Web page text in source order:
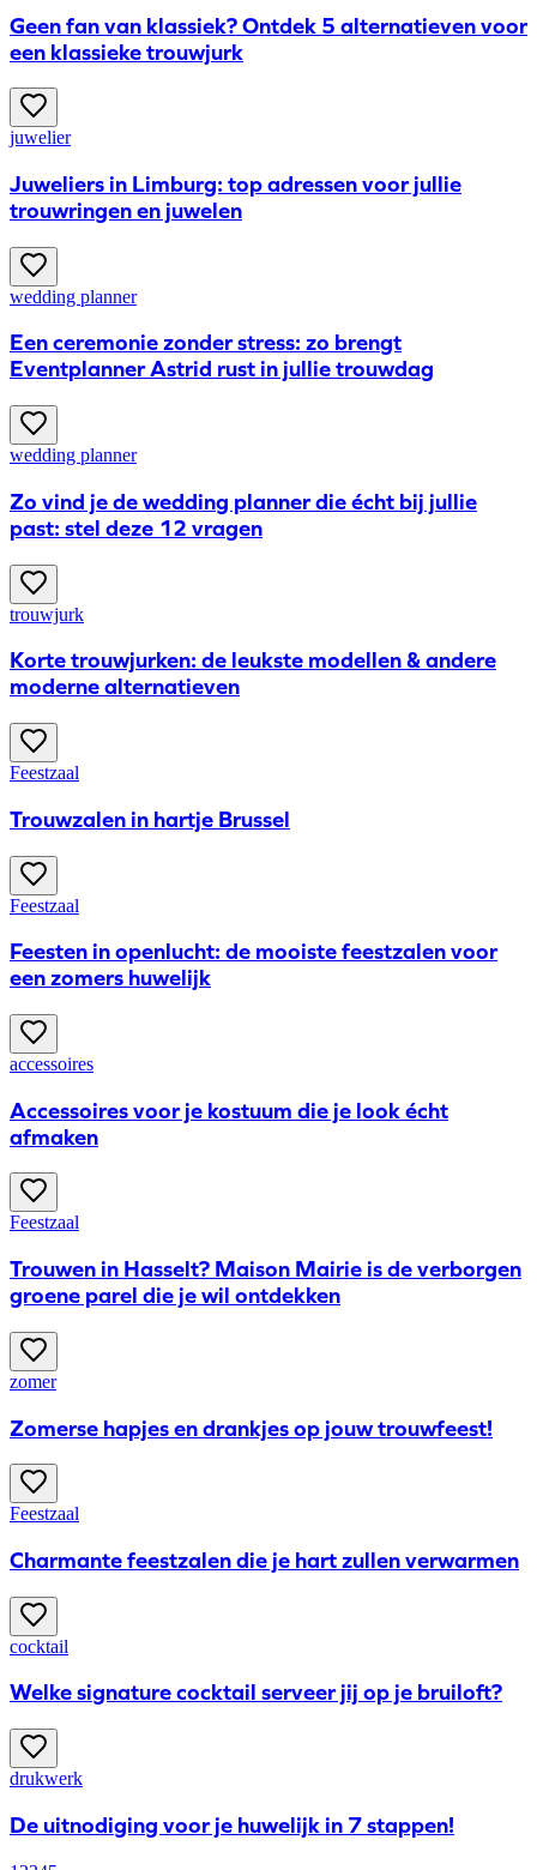
Geen fan van klassiek? Ontdek 5 alternatieven voor
een klassieke trouwjurk
juwelier
Juweliers in Limburg: top adressen voor jullie
trouwringen en juwelen
wedding planner
​Een ceremonie zonder stress: zo brengt
Eventplanner Astrid rust in jullie trouwdag
wedding planner
Zo vind je de wedding planner die écht bij jullie
past: stel deze 12 vragen
trouwjurk
Korte trouwjurken: de leukste modellen & andere
moderne alternatieven
Feestzaal
Trouwzalen in hartje Brussel
Feestzaal
Feesten in openlucht: de mooiste feestzalen voor
een zomers huwelijk
accessoires
Accessoires voor je kostuum die je look écht
afmaken
Feestzaal
Trouwen in Hasselt? Maison Mairie is de verborgen
groene parel die je wil ontdekken
zomer
Zomerse hapjes en drankjes op jouw trouwfeest!
Feestzaal
Charmante feestzalen die je hart zullen verwarmen
cocktail
Welke signature cocktail serveer jij op je bruiloft?
drukwerk
De uitnodiging voor je huwelijk in 7 stappen!